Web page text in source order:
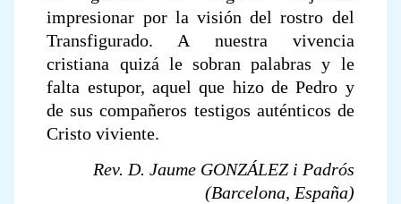
impresionar por la visión del rostro del
Transfigurado. A nuestra vivencia
cristiana quizá le sobran palabras y le
falta estupor, aquel que hizo de Pedro y
de sus compañeros testigos auténticos de
Cristo viviente.
Rev. D. Jaume GONZÁLEZ i Padrós
(Barcelona, España)